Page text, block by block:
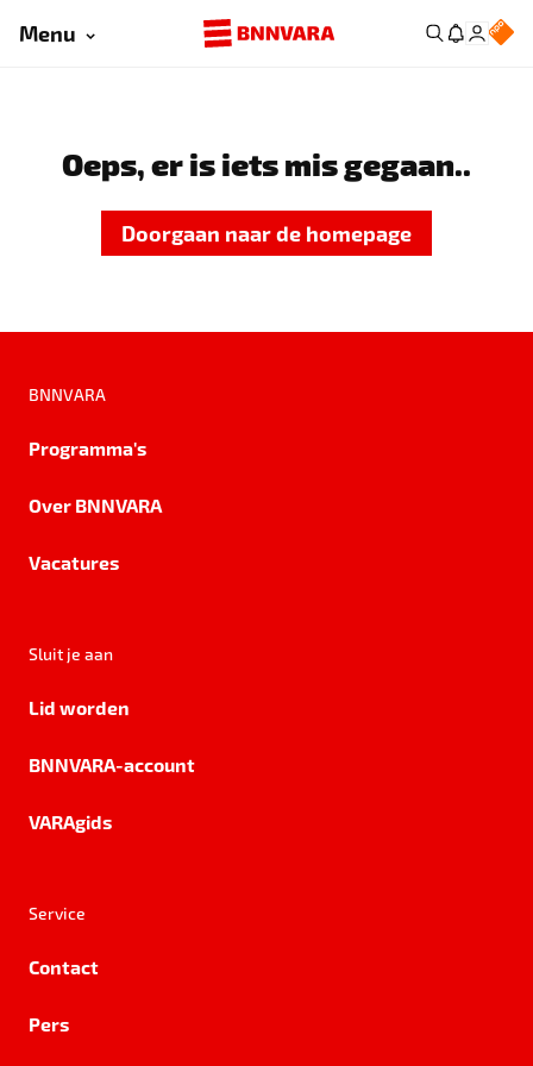
Menu
Oeps, er is iets mis gegaan..
Doorgaan naar de homepage
BNNVARA
Programma's
Over BNNVARA
Vacatures
Sluit je aan
Lid worden
BNNVARA-account
VARAgids
Service
Contact
Pers